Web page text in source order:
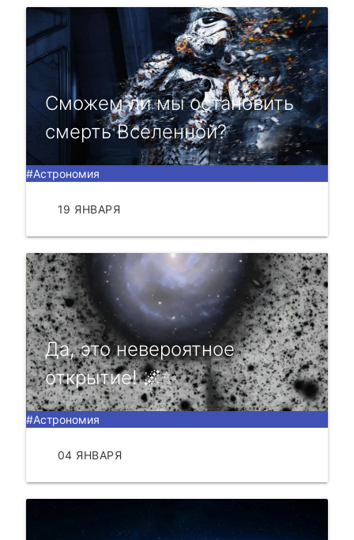
Сможем ли мы остановить
смерть Вселенной?
#Астрономия
19 ЯНВАРЯ
Да, это невероятное
открытие! 🌌✨
#Астрономия
04 ЯНВАРЯ